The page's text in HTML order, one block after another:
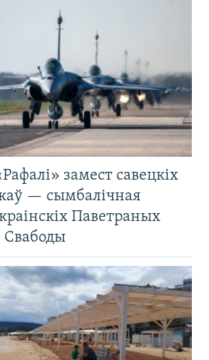
замест савецкіх
— сымбалічная
Паветраных
Свабоды